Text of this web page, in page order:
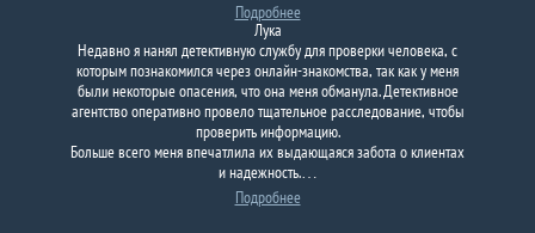
Подробнее
Лука
Недавно я нанял детективную службу для проверки человека, с
которым познакомился через онлайн-знакомства, так как у меня
были некоторые опасения, что она меня обманула. Детективное
агентство оперативно провело тщательное расследование, чтобы
проверить информацию.
Больше всего меня впечатлила их выдающаяся забота о клиентах
и ​​надежность.…
Подробнее